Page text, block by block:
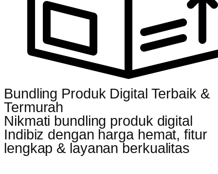
Bundling Produk Digital Terbaik &
Termurah
Nikmati bundling produk digital
Indibiz dengan harga hemat, fitur
lengkap & layanan berkualitas